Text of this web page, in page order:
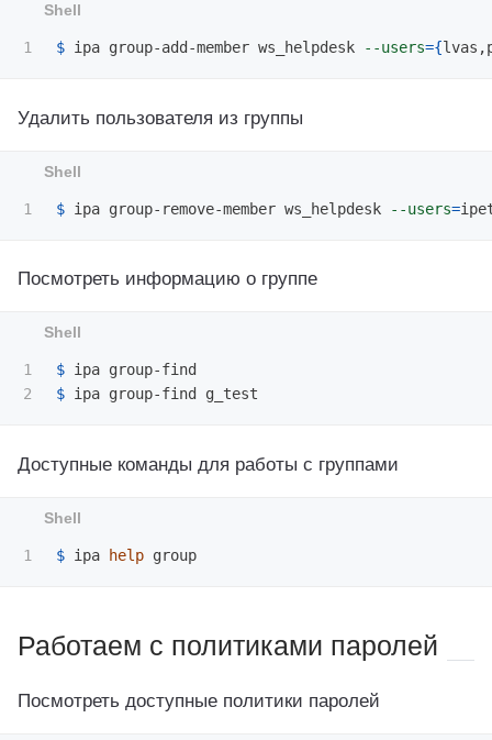
$ ipa group-add-member ws_helpdesk --users={
Удалить пользователя из группы
$ ipa group-remove-member ws_helpdesk --users=
Посмотреть информацию о группе
1
$
$
Доступные команды для работы с группами
$ ipa help
Работаем с политиками паролей
Посмотреть доступные политики паролей